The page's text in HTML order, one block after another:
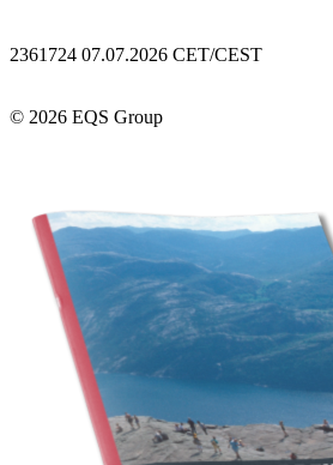
2361724 07.07.2026 CET/CEST
© 2026 EQS Group